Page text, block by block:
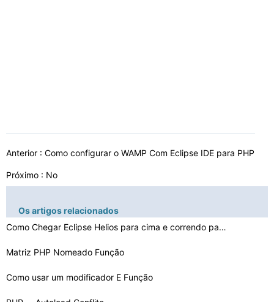
Anterior : Como configurar o WAMP Com Eclipse IDE para PHP
Próximo : No
Os artigos relacionados
Como Chegar Eclipse Helios para cima e correndo para o …
Matriz PHP Nomeado Função
Como usar um modificador E Função